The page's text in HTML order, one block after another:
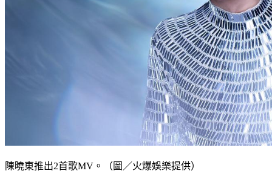
陳曉東推出2首歌MV。（圖／火爆娛樂提供）